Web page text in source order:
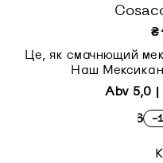
₴
Це, як смачнющий
Наш
Abv 5,0 |
×6 -